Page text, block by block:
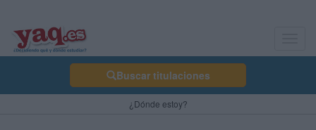
Buscar titulaciones
¿Dónde estoy?